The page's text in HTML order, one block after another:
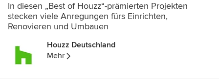
In diesen „Best of Houzz“-prämierten Projekten
stecken viele Anregungen fürs Einrichten,
Renovieren und Umbauen
Houzz Deutschland
Mehr